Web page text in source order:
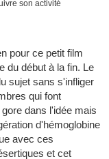
son activité
pour ce petit film
du début à la fin. Le
sujet sans s'infliger
qui font
dans l'idée mais
d'hémoglobine
avec ces
et cet